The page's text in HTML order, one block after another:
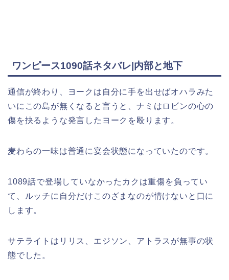
ワンピース1090話ネタバレ|内部と地下
通信が終わり、ヨークは自分に手を出せばオハラみた
いにこの島が無くなると言うと、ナミはロビンの心の
傷を抉るような発言したヨークを殴ります。
麦わらの一味は普通に宴会状態になっていたのです。
1089話で登場していなかったカクは重傷を負ってい
て、ルッチに自分だけこのざまなのが情けないと口に
します。
サテライトはリリス、エジソン、アトラスが無事の状
態でした。